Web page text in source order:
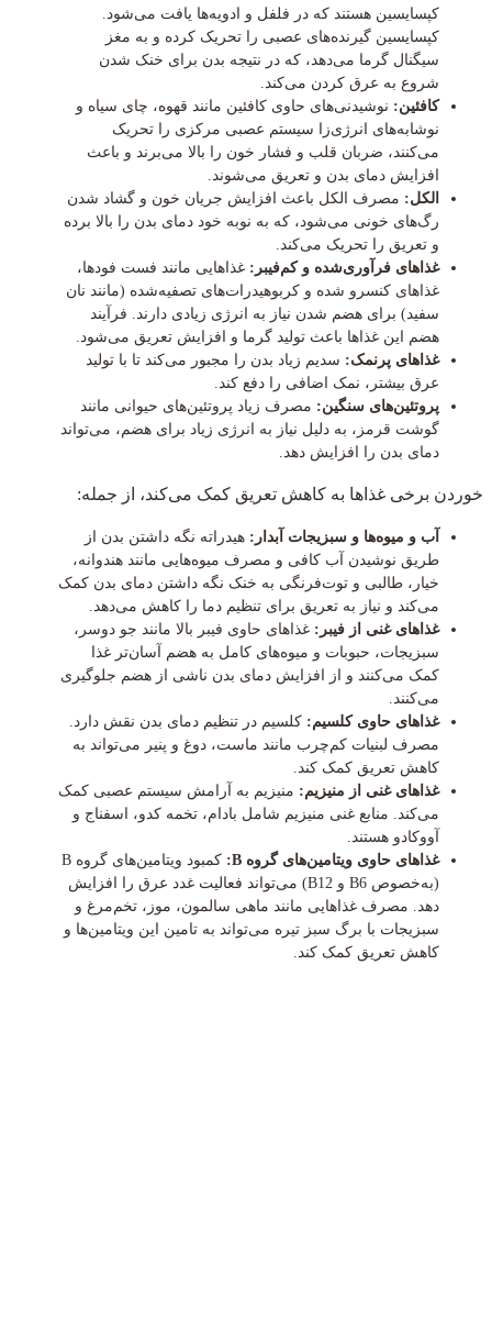
کپسایسین هستند که در فلفل و ادویه‌ها یافت می‌شود.
کپسایسین گیرنده‌های عصبی را تحریک کرده و به مغز
سیگنال گرما می‌دهد، که در نتیجه بدن برای خنک شدن
شروع به عرق کردن می‌کند.
کافئین: نوشیدنی‌های حاوی کافئین مانند قهوه، چای سیاه و
نوشابه‌های انرژی‌زا سیستم عصبی مرکزی را تحریک
می‌کنند، ضربان قلب و فشار خون را بالا می‌برند و باعث
افزایش دمای بدن و تعریق می‌شوند.
الکل: مصرف الکل باعث افزایش جریان خون و گشاد شدن
رگ‌های خونی می‌شود، که به نوبه خود دمای بدن را بالا برده
و تعریق را تحریک می‌کند.
غذاهای فرآوری‌شده و کم‌فیبر: غذاهایی مانند فست فودها،
غذاهای کنسرو شده و کربوهیدرات‌های تصفیه‌شده (مانند نان
سفید) برای هضم شدن نیاز به انرژی زیادی دارند. فرآیند
هضم این غذاها باعث تولید گرما و افزایش تعریق می‌شود.
غذاهای پرنمک: سدیم زیاد بدن را مجبور می‌کند تا با تولید
عرق بیشتر، نمک اضافی را دفع کند.
پروتئین‌های سنگین: مصرف زیاد پروتئین‌های حیوانی مانند
گوشت قرمز، به دلیل نیاز به انرژی زیاد برای هضم، می‌تواند
دمای بدن را افزایش دهد.
خوردن برخی غذاها به کاهش تعریق کمک می‌کند، از جمله:
آب و میوه‌ها و سبزیجات آبدار: هیدراته نگه داشتن بدن از
طریق نوشیدن آب کافی و مصرف میوه‌هایی مانند هندوانه،
خیار، طالبی و توت‌فرنگی به خنک نگه داشتن دمای بدن کمک
می‌کند و نیاز به تعریق برای تنظیم دما را کاهش می‌دهد.
غذاهای غنی از فیبر: غذاهای حاوی فیبر بالا مانند جو دوسر،
سبزیجات، حبوبات و میوه‌های کامل به هضم آسان‌تر غذا
کمک می‌کنند و از افزایش دمای بدن ناشی از هضم جلوگیری
می‌کنند.
غذاهای حاوی کلسیم: کلسیم در تنظیم دمای بدن نقش دارد.
مصرف لبنیات کم‌چرب مانند ماست، دوغ و پنیر می‌تواند به
کاهش تعریق کمک کند.
غذاهای غنی از منیزیم: منیزیم به آرامش سیستم عصبی کمک
می‌کند. منابع غنی منیزیم شامل بادام، تخمه کدو، اسفناج و
آووکادو هستند.
غذاهای حاوی ویتامین‌های گروه B:
کمبود ویتامین‌های گروه B
(به‌خصوص B6 و B12) می‌تواند فعالیت غدد عرق را افزایش
دهد. مصرف غذاهایی مانند ماهی سالمون، موز، تخم‌مرغ و
سبزیجات با برگ سبز تیره می‌تواند به تامین این ویتامین‌ها و
کاهش تعریق کمک کند.